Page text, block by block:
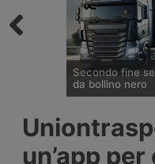
Secondo fine
da bollino nero
e
rete nazionale
settimana di
un’app